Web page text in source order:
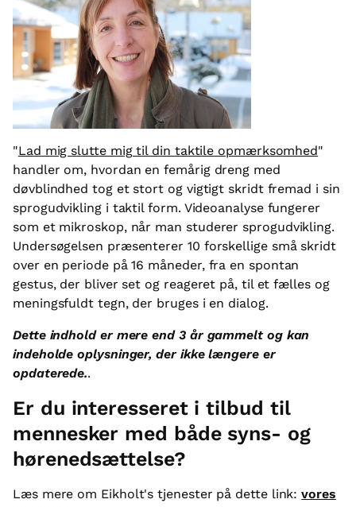
"Lad mig slutte mig til din taktile opmærksomhed"
handler om, hvordan en femårig dreng med
døvblindhed tog et stort og vigtigt skridt fremad i sin
sprogudvikling i taktil form. Videoanalyse fungerer
som et mikroskop, når man studerer sprogudvikling.
Undersøgelsen præsenterer 10 forskellige små skridt
over en periode på 16 måneder, fra en spontan
gestus, der bliver set og reageret på, til et fælles og
meningsfuldt tegn, der bruges i en dialog.
Dette indhold er mere end 3 år gammelt og kan
indeholde oplysninger, der ikke længere er
opdaterede..
Er du interesseret i tilbud til
mennesker med både syns- og
hørenedsættelse?
Læs mere om Eikholt's tjenester på dette link:vores